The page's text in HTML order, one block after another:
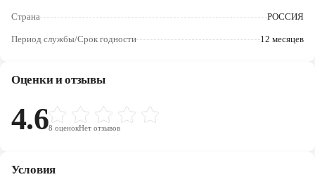
Ярославль
Страна РОССИЯ
Период службы/Срок годности 12 месяцев
Оценки и отзывы
4.68 оценокНет отзывов
Условия